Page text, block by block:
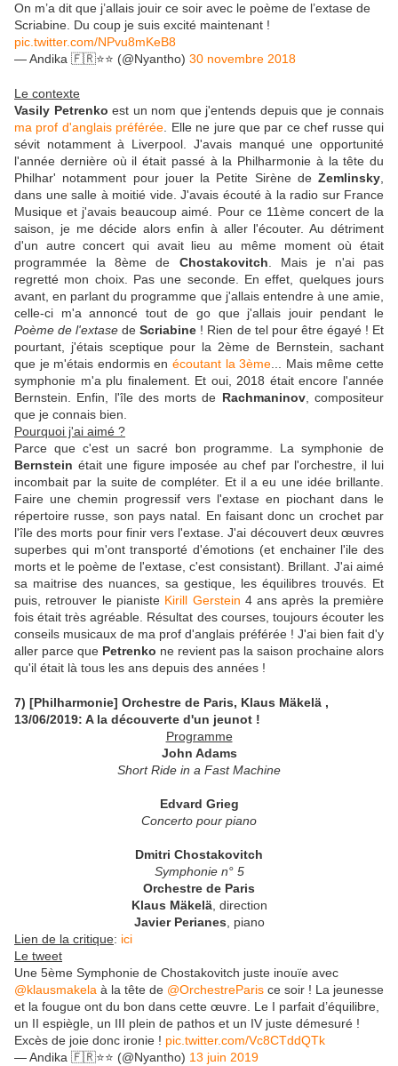
On m’a dit que j’allais jouir ce soir avec le poème de l’extase de
Scriabine. Du coup je suis excité maintenant !
pic.twitter.com/NPvu8mKeB8
— Andika 🇫🇷⭐️⭐️ (@Nyantho) 30 novembre 2018
Le contexte
Vasily Petrenko est un nom que j'entends depuis que je connais
ma prof d'anglais préférée . Elle ne jure que par ce chef russe qui
sévit notamment à Liverpool. J'avais manqué une opportunité
l'année dernière où il était passé à la Philharmonie à la tête du
Philhar' notamment pour jouer la Petite Sirène de Zemlinsky
dans une salle à moitié vide. J'avais écouté à la radio sur France
Musique et j'avais beaucoup aimé. Pour ce 11ème concert de la
saison, je me décide alors enfin à aller l'écouter. Au détriment
d'un autre concert qui avait lieu au même moment où était
programmée la 8ème de Chostakovitch . Mais je n'ai pas
regretté mon choix. Pas une seconde. En effet, quelques jours
avant, en parlant du programme que j'allais entendre à une amie,
celle-ci m'a annoncé tout de go que j'allais jouir pendant le
Poème de l'extase deScriabine ! Rien de tel pour être égayé ! Et
pourtant, j'étais sceptique pour la 2ème de Bernstein, sachant
que je m'étais endormis en écoutant la 3ème ... Mais même cette
symphonie m'a plu finalement. Et oui, 2018 était encore l'année
Bernstein. Enfin, l'île des morts de Rachmaninov, compositeur
que je connais bien.
Pourquoi j'ai aimé ?
Parce que c'est un sacré bon programme. La symphonie de
Bernstein était une figure imposée au chef par l'orchestre, il lui
incombait par la suite de compléter. Et il a eu une idée brillante.
Faire une chemin progressif vers l'extase en piochant dans le
répertoire russe, son pays natal. En faisant donc un crochet par
l'île des morts pour finir vers l'extase. J'ai découvert deux œuvres
superbes qui m'ont transporté d'émotions (et enchainer l'ile des
morts et le poème de l'extase, c'est consistant). Brillant. J'ai aimé
sa maitrise des nuances, sa gestique, les équilibres trouvés. Et
puis, retrouver le pianiste Kirill Gerstein 4 ans après la première
fois était très agréable. Résultat des courses, toujours écouter les
conseils musicaux de ma prof d'anglais préférée ! J'ai bien fait d'y
aller parce que Petrenko ne revient pas la saison prochaine alors
qu'il était là tous les ans depuis des années !
7) [Philharmonie] Orchestre de Paris, Klaus Mäkelä ,
13/06/2019: A la découverte d'un jeunot !
Programme
John Adams
Short Ride in a Fast Machine
Edvard Grieg
Concerto pour piano
Dmitri Chostakovitch
Symphonie n° 5
Orchestre de Paris
Klaus Mäkelä, direction
Javier Perianes
piano
Lien de la critique: ici
Le tweet
Une 5ème Symphonie de Chostakovitch juste inouïe avec
@klausmakela à la tête de @OrchestreParis ce soir ! La jeunesse
et la fougue ont du bon dans cette œuvre. Le I parfait d’équilibre,
un II espiègle, un III plein de pathos et un IV juste démesuré !
Excès de joie donc ironie ! pic.twitter.com/Vc8CTddQTk
— Andika 🇫🇷⭐️⭐️ (@Nyantho) 13 juin 2019